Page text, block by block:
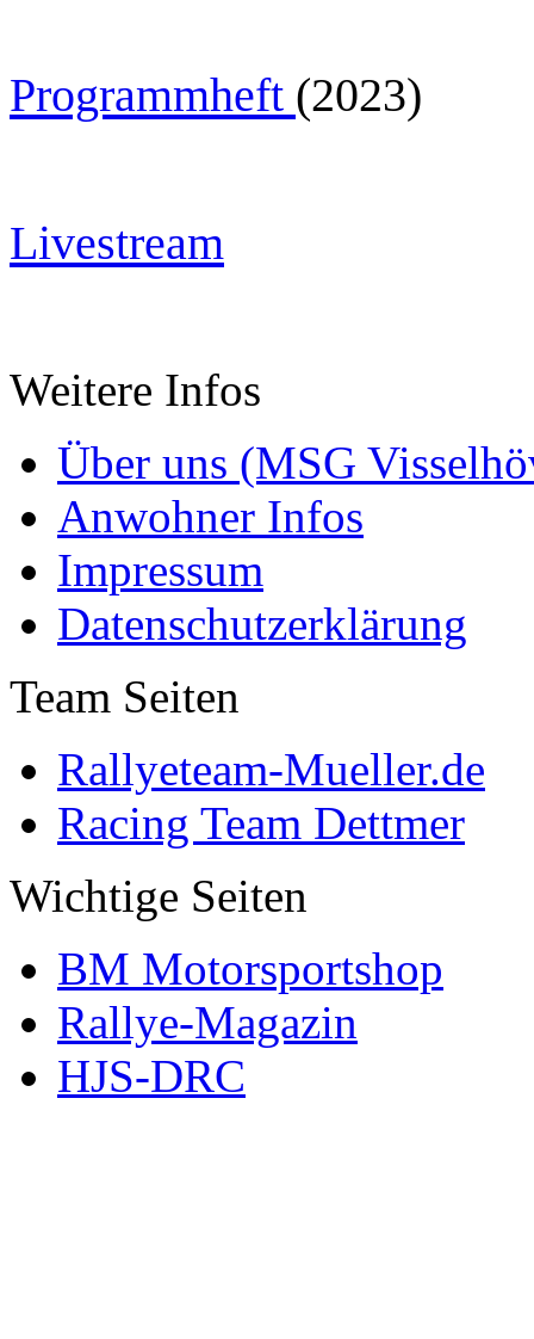
Programmheft (2023)
Livestream
Weitere Infos
Über uns (MSG
Anwohner Infos
Impressum
Datenschutzerklärung
Team Seiten
Rallyeteam-Mueller.de
Racing Team Dettmer
Wichtige Seiten
BM Motorsportshop
Rallye-Magazin
HJS-DRC